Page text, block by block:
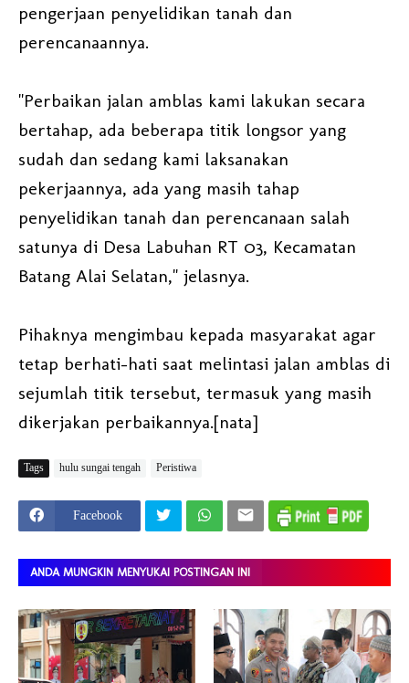
pengerjaan penyelidikan tanah dan
perencanaannya.
"Perbaikan jalan amblas kami lakukan secara
bertahap, ada beberapa titik longsor yang
sudah dan sedang kami laksanakan
pekerjaannya, ada yang masih tahap
penyelidikan tanah dan perencanaan salah
satunya di Desa Labuhan RT 03, Kecamatan
Batang Alai Selatan," jelasnya.
Pihaknya mengimbau kepada masyarakat agar
tetap berhati-hati saat melintasi jalan amblas di
sejumlah titik tersebut, termasuk yang masih
dikerjakan perbaikannya.[nata]
Tags hulu sungai tengah Peristiwa
Facebook
ANDA MUNGKIN MENYUKAI POSTINGAN INI